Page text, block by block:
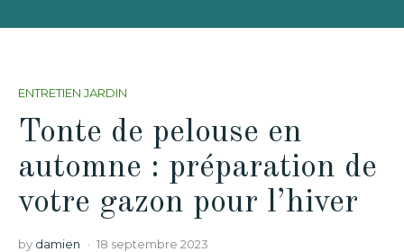
ENTRETIEN JARDIN
Tonte de pelouse en
automne : préparation de
votre gazon pour l’hiver
by damien 18 septembre 2023